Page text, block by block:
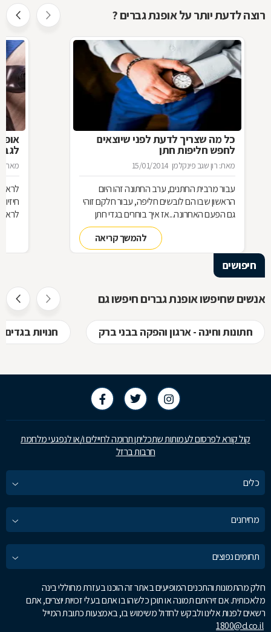
רוצה לדעת יותר על אופנת גברים ?
כל מה שצריך לדעת לפני שיוצאים
לחפש חליפות חתן
מאת: רון שגב פינקלמן 15/01/2014
עבור מרבית החתנים, ערב החתונה זהו היום
הראשון שבו הם לובשים חליפה, עבור חלקם זוהי
גם הפעם האחרונה...אז איך בוחרים בגדי חתן
ומהם הדגשים לרכישת חליפה לחתן? כל הפרטים
להמשך קריאה
מאת:
חיפושים
אנשים שחיפשו אופנת גברים חיפשו גם
חתונות וחינה - ארגון והפקה בבני ברק חנויות
קול קורא לפרסום לעמותות שתכליתן תרומה לחיילים ו/או לנפגעי מלחמת
חרבות ברזל
כלים
מחירונים
תחומים נפוצים
חלק מהתמונות והתכנים המופיעים באתר זה הוכנו בעזרת מחוללי בינה
מלאכותית. אם זיהיתם תמונה או תוכן כלשהו בו אתם בעלי זכויות יוצרים, אתם
רשאים לפנות אלינו ולבקש לחדול משימוש בו, באמצעות כתובת המייל
1800@d.co.il